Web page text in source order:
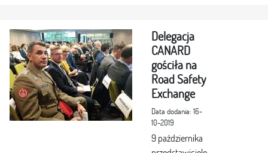
Delegacja
CANARD
gościła na
Road Safety
Exchange
Data dodania: 16-
10-2019
9 października